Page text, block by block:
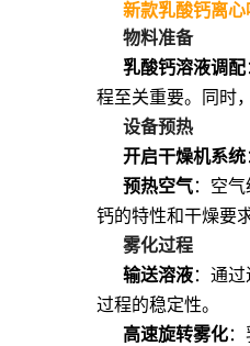
新款乳酸钙离心
物料准备
乳酸钙溶液调配
程至关重要。同时
设备预热
开启干燥机系统
预热空气：空
钙的特性和干燥要
雾化过程
输送溶液：通
过程的稳定性。
高速旋转雾化